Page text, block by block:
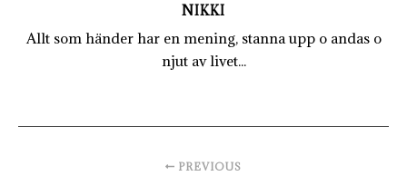
NIKKI
Allt som händer har en mening, stanna upp o andas o
njut av livet...
PREVIOUS